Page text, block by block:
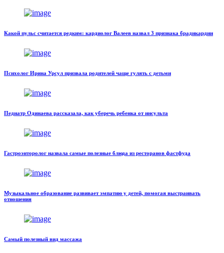
Какой пульс считается редким: кардиолог Валеев назвал 3 признака брадикардии
Психолог Ирина Урсул призвала родителей чаще гулять с детьми
Педиатр Одинаева рассказала, как уберечь ребенка от инсульта
Гастроэнторолог назвала самые полезные блюда из ресторанов фастфуда
Музыкальное образование развивает эмпатию у детей, помогая выстраивать
отношения
Самый полезный вид массажа